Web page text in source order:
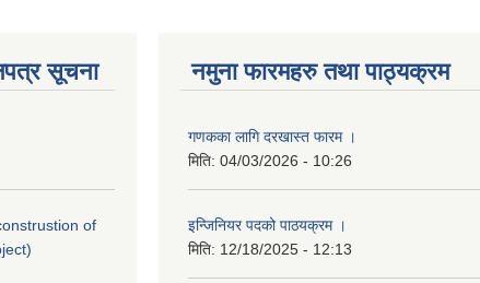
सूचना
of
नमुना फारमहरु तथा पाठ्यक्रम
गणकका लागि दरखास्त फारम ।
मिति: 04/03/2026 - 10:26
इन्जिनियर पदको पाठयक्रम ।
मिति: 12/18/2025 - 12:13